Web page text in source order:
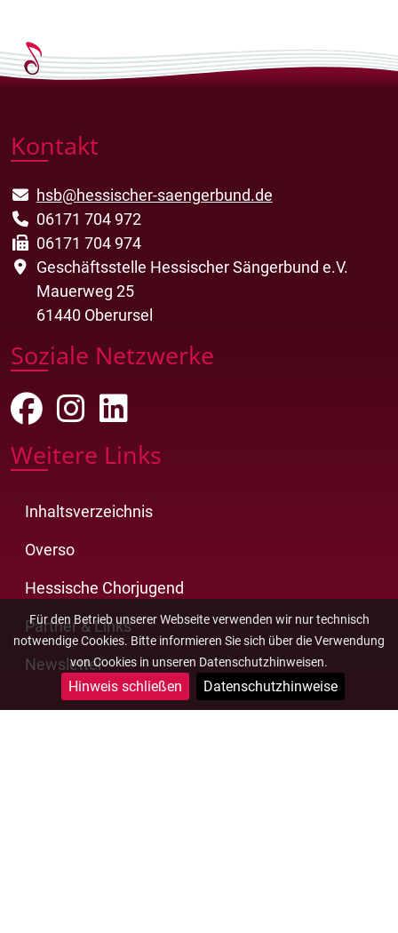
Für den Betrieb unserer Webseite verwenden wir nur technisch
notwendige Cookies. Bitte informieren Sie sich über die Verwendung
von Cookies in unseren Datenschutzhinweisen.
Hinweis schließen Datenschutzhinweise
Kontakt
hsb@hessischer-saengerbund.de
06171 704 972
06171 704 974
Geschäftsstelle Hessischer Sängerbund e.V.
Mauerweg 25
61440 Oberursel
Soziale Netzwerke
Weitere Links
Inhaltsverzeichnis
Overso
Hessische Chorjugend
Partner & Links
Newsletter